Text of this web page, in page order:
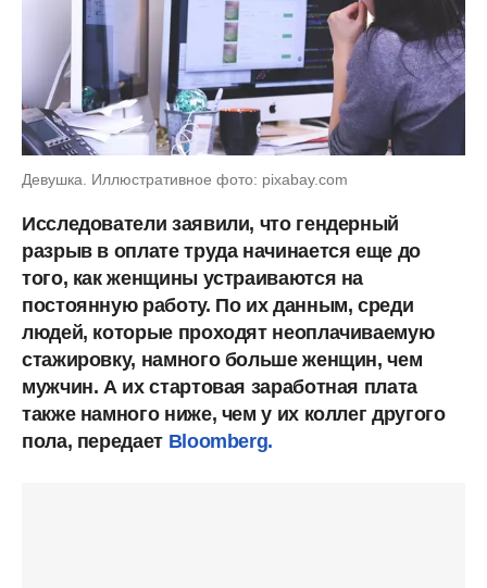
Девушка. Иллюстративное фото: pixabay.com
Исследователи заявили, что гендерный
разрыв в оплате труда начинается еще до
того, как женщины устраиваются на
постоянную работу. По их данным, среди
людей, которые проходят неоплачиваемую
стажировку, намного больше женщин, чем
мужчин. А их стартовая заработная плата
также намного ниже, чем у их коллег другого
пола, передает Bloomberg.